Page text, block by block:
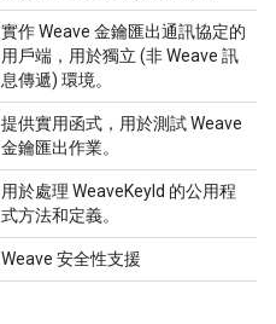
實作 Weave 金鑰匯出通訊協定的
用戶端，用於獨立 (非 Weave 訊
息傳遞) 環境。
提供實用函式，用於測試 Weave
金鑰匯出作業。
用於處理 WeaveKeyId 的公用程
式方法和定義。
Weave 安全性支援